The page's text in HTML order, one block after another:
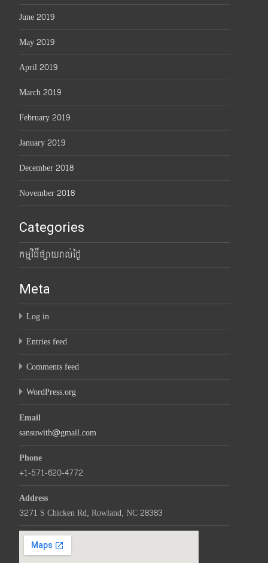
June 2019
May 2019
April 2019
March 2019
February 2019
January 2019
December 2018
November 2018
Categories
កម្មវិធីផ្សាយរាល់ថ្ងៃ
Meta
Log in
Entries feed
Comments feed
WordPress.org
Email
sansuwith@gmail.com
Phone
+1-571-620-4772
Address
3271 S Chicken Rd, Rowland, NC 28383